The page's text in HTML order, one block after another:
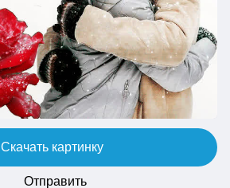
Скачать картинку
Отправить